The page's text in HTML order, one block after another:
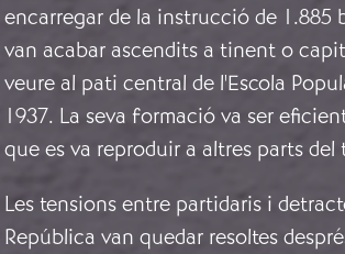
encarregar de la instrucció de 1.885
van acabar ascendits a tinent o
veure al pati central de l'Escola
1937. La seva formació va ser
que es va reproduir a altres parts
Les tensions entre partidaris i
República van quedar resoltes